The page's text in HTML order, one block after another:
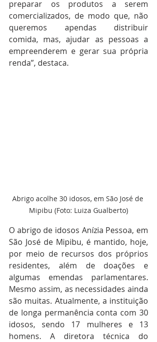
preparar os produtos a serem
comercializados, de modo que, não
queremos apendas distribuir
comida, mas, ajudar as pessoas a
empreenderem e gerar sua própria
renda”, destaca.
Abrigo acolhe 30 idosos, em São José de
Mipibu (Foto: Luiza Gualberto)
O abrigo de idosos Anízia Pessoa, em
São José de Mipibu, é mantido, hoje,
por meio de recursos dos próprios
residentes, além de doações e
algumas emendas parlamentares.
Mesmo assim, as necessidades ainda
são muitas. Atualmente, a instituição
de longa permanência conta com 30
idosos, sendo 17 mulheres e 13
homens. A diretora técnica do